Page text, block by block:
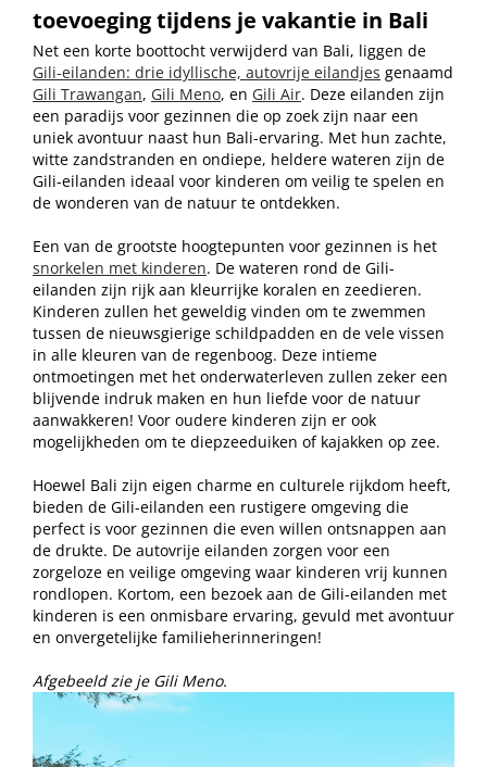
toevoeging tijdens je vakantie in Bali
Net een korte boottocht verwijderd van Bali, liggen de
Gili-eilanden: drie idyllische, autovrije eilandjes genaamd
Gili Trawangan, Gili Meno, en Gili Air. Deze eilanden zijn
een paradijs voor gezinnen die op zoek zijn naar een
uniek avontuur naast hun Bali-ervaring. Met hun zachte,
witte zandstranden en ondiepe, heldere wateren zijn de
Gili-eilanden ideaal voor kinderen om veilig te spelen en
de wonderen van de natuur te ontdekken.
Een van de grootste hoogtepunten voor gezinnen is het
snorkelen met kinderen. De wateren rond de Gili-
eilanden zijn rijk aan kleurrijke koralen en zeedieren.
Kinderen zullen het geweldig vinden om te zwemmen
tussen de nieuwsgierige schildpadden en de vele vissen
in alle kleuren van de regenboog. Deze intieme
ontmoetingen met het onderwaterleven zullen zeker een
blijvende indruk maken en hun liefde voor de natuur
aanwakkeren! Voor oudere kinderen zijn er ook
mogelijkheden om te diepzeeduiken of kajakken op zee.
Hoewel Bali zijn eigen charme en culturele rijkdom heeft,
bieden de Gili-eilanden een rustigere omgeving die
perfect is voor gezinnen die even willen ontsnappen aan
de drukte. De autovrije eilanden zorgen voor een
zorgeloze en veilige omgeving waar kinderen vrij kunnen
rondlopen. Kortom, een bezoek aan de Gili-eilanden met
kinderen is een onmisbare ervaring, gevuld met avontuur
en onvergetelijke familieherinneringen!
Afgebeeld zie je Gili Meno.